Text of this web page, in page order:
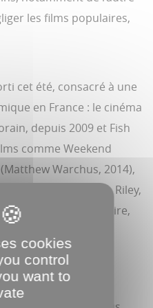
les films populaires,
cet été, consacré à une
en France : le cinéma
depuis 2009 et Fish
comme Weekend
Warchus, 2014),
ou L’Envolée (Eva Riley,
avec la figure tutélaire,
par le biais d’un
cookies
control
want to